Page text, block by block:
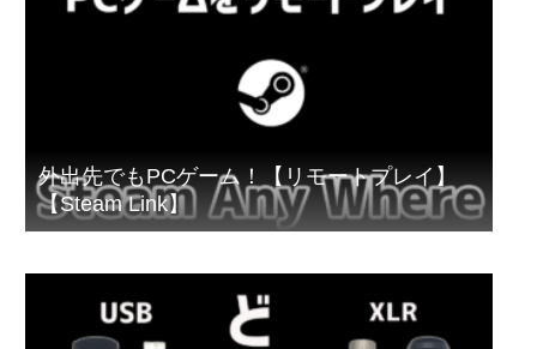
外出先でもPCゲーム！【リモートプレイ】
【Steam Link】